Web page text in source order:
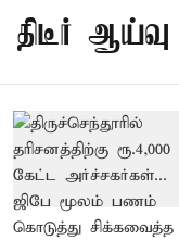
திடீர் ஆய்வு